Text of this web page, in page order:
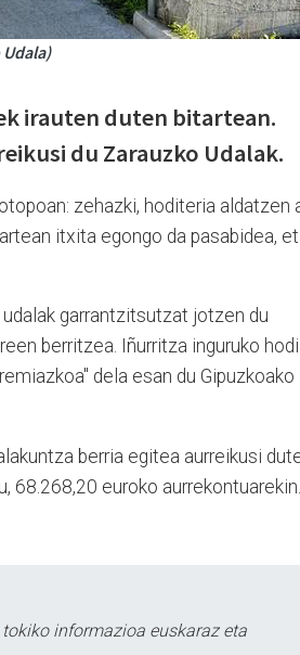
irauten duten bitartean.
du Zarauzko Udalak.
zehazki, hoditeria aldatzen
itxita egongo da pasabidea,
garrantzitsutzat jotzen du
berritzea. Iñurritza inguruko
dela esan du Gipuzkoako
berria egitea aurreikusi
68.268,20 euroko aurrekontuarekin.
informazioa euskaraz eta